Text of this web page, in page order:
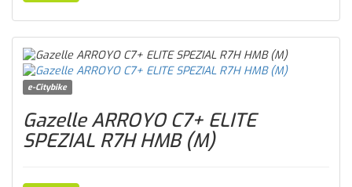
e-Citybike
Gazelle ARROYO C7+ ELITE
SPEZIAL R7H HMB (M)